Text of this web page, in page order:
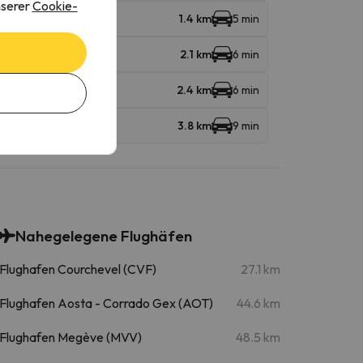
1.4 km 5 min
2.1 km 6 min
2.4 km 6 min
3.8 km 9 min
Nahegelegene Flughäfen
Flughafen Courchevel (CVF) 27.1 km
Flughafen Aosta - Corrado Gex (AOT) 44.6 km
Flughafen Megève (MVV) 48.5 km
Cookie-